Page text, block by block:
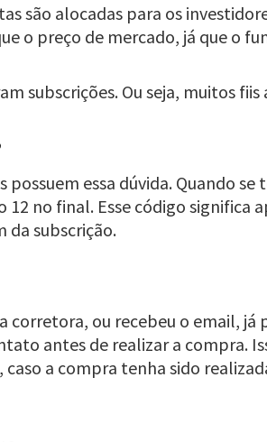
são alocadas para os
o preço de mercado, já que o
subscrições. Ou seja, muitos
essa dúvida. Quando
no final. Esse código significa
da subscrição.
corretora, ou recebeu o email,
antes de realizar a compra.
a compra tenha sido